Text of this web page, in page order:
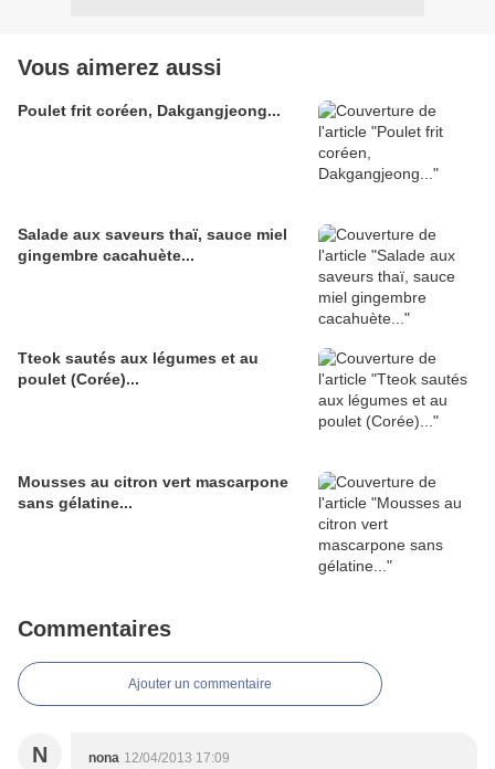
Vous aimerez aussi
Poulet frit coréen, Dakgangjeong...
Salade aux saveurs thaï, sauce miel
gingembre cacahuète...
Tteok sautés aux légumes et au
poulet (Corée)...
Mousses au citron vert mascarpone
sans gélatine...
Commentaires
Ajouter un commentaire
N nona 12/04/2013 17:09